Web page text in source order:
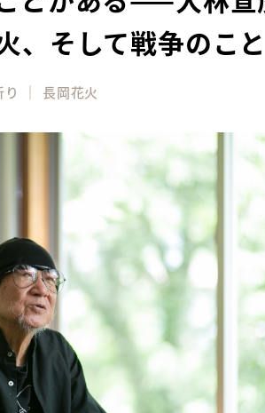
、そして戦争のこと
｜ 長岡花火